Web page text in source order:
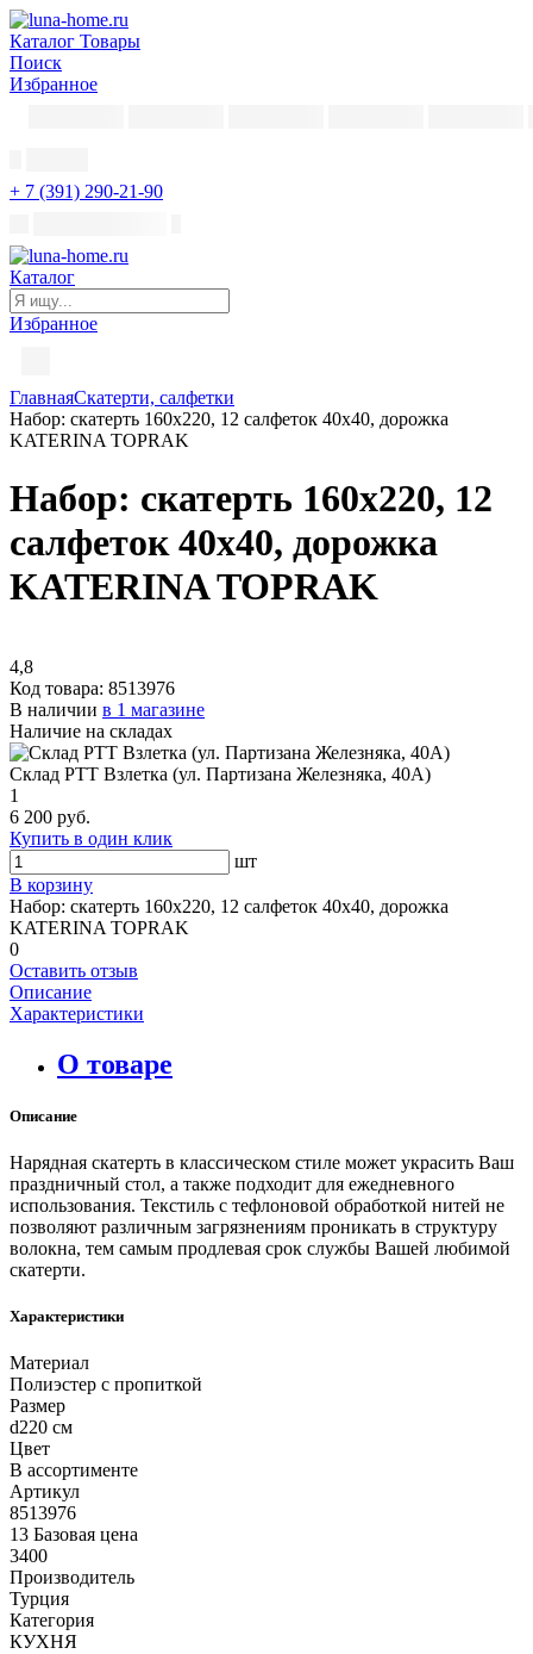
Каталог Товары
Поиск
Избранное
+ 7 (391) 290-21-90
Каталог
Избранное
ГлавнаяСкатерти, салфетки
Набор: скатерть 160х220, 12 салфеток 40х40, дорожка
KATERINA TOPRAK
Набор: скатерть 160х220, 12
салфеток 40х40, дорожка
KATERINA TOPRAK
4,8
Код товара: 8513976
В наличии в 1 магазине
Наличие на складах
Склад РТТ Взлетка (ул. Партизана Железняка, 40А)
1
6 200 руб.
Купить в один клик
шт
В корзину
Набор: скатерть 160х220, 12 салфеток 40х40, дорожка
KATERINA TOPRAK
0
Оставить отзыв
Описание
Характеристики
О товаре
Описание
Нарядная скатерть в классическом стиле может украсить Ваш
праздничный стол, а также подходит для ежедневного
использования. Текстиль с тефлоновой обработкой нитей не
позволяют различным загрязнениям проникать в структуру
волокна, тем самым продлевая срок службы Вашей любимой
скатерти.
Характеристики
Материал
Полиэстер с пропиткой
Размер
d220 см
Цвет
В ассортименте
Артикул
8513976
13 Базовая цена
3400
Производитель
Турция
Категория
КУХНЯ